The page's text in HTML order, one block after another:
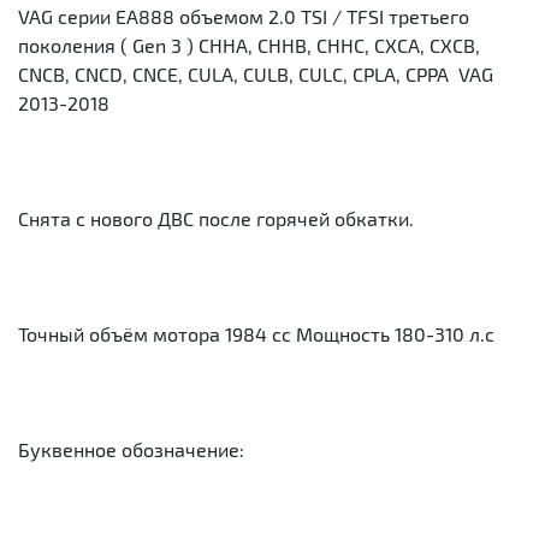
VAG серии EA888 объемом 2.0 TSI / TFSI третьего
поколения ( Gen 3 ) CHHA, CHHB, CHHC, CXCA, CXCB,
CNCB, CNCD, CNCE, CULA, CULB, CULC, CPLA, CPPA VAG
2013-2018
Снята с нового ДВС после горячей обкатки.
Точный объём мотора 1984 cc Мощность 180-310 л.с
Буквенное обозначение: